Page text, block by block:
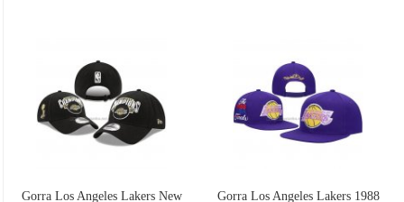
Gorra Los Angeles Lakers New
Gorra Los Angeles Lakers 1988